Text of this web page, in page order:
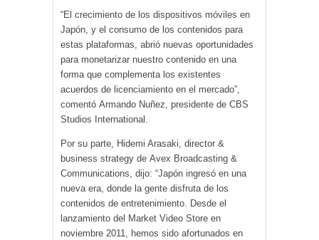
“El crecimiento de los dispositivos móviles en
Japón, y el consumo de los contenidos para
estas plataformas, abrió nuevas oportunidades
para monetarizar nuestro contenido en una
forma que complementa los existentes
acuerdos de licenciamiento en el mercado”,
comentó Armando Nuñez, presidente de CBS
Studios International.
Por su parte, Hidemi Arasaki, director &
business strategy de Avex Broadcasting &
Communications, dijo: “Japón ingresó en una
nueva era, donde la gente disfruta de los
contenidos de entretenimiento. Desde el
lanzamiento del Market Video Store en
noviembre 2011, hemos sido afortunados en